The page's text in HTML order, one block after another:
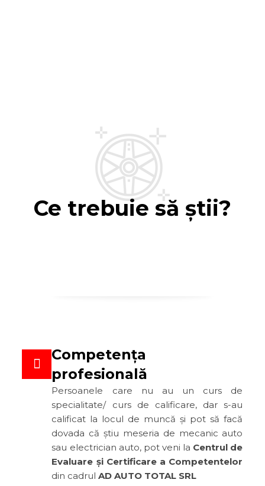
Ce trebuie să știi?
Competența
profesională
Persoanele care nu au un curs de
specialitate/ curs de calificare, dar s-au
calificat la locul de muncă și pot să facă
dovada că știu meseria de mecanic auto
sau electrician auto, pot veni la Centrul de
Evaluare și Certificare a Competentelor
din cadrulAD AUTO TOTAL SRL